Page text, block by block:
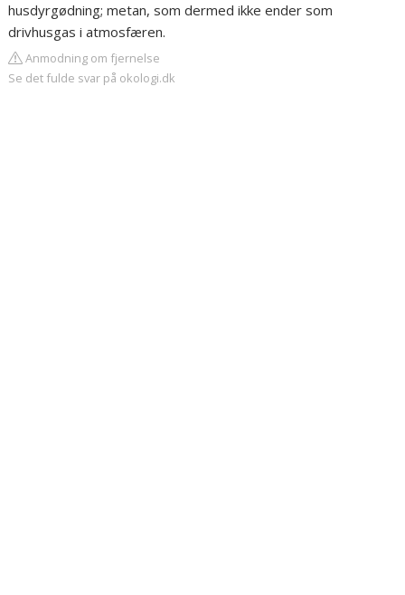
husdyrgødning; metan, som dermed ikke ender som
drivhusgas i atmosfæren.
Anmodning om fjernelse
Se det fulde svar på okologi.dk